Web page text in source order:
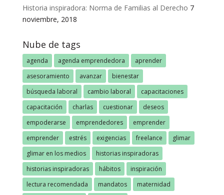
Historia inspiradora: Norma de Familias al Derecho 7
noviembre, 2018
Nube de tags
agenda agenda emprendedora
aprender
asesoramiento
avanzar
bienestar
búsqueda laboral
cambio laboral
capacitaciones
capacitación
charlas cuestionar
deseos
empoderarse
emprendedores
emprender
emprender
estrés exigencias freelance
glimar
glimar en los medios
historias inspiradoras
historias inspiradoras
hábitos
inspiración
lectura recomendada
mandatos
maternidad